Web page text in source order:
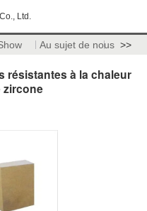
Ltd.
Au sujet de nous >>
résistantes à la chaleur
zircone